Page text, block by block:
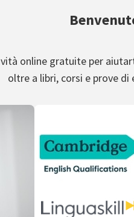
online gratuite per
oltre a libri, corsi e prove di